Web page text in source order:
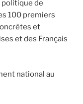
de
100 premiers
et
et des Français
national au